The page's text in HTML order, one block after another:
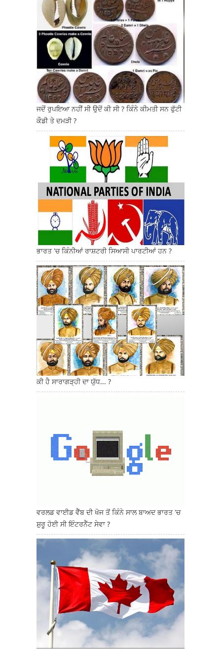
ਜਦੋਂ ਰੁਪਇਆ ਨਹੀਂ ਸੀ ਉਦੋਂ ਕੀ ਸੀ ? ਕਿੰਨੇ ਕੀਮਤੀ ਸਨ ਫੁੱਟੀ
ਕੌਡੀ ਤੇ ਦਮੜੀ ?
ਭਾਰਤ 'ਚ ਕਿੰਨੀਆਂ ਰਾਸ਼ਟਰੀ ਸਿਆਸੀ ਪਾਰਟੀਆਂ ਹਨ ?
ਕੀ ਹੈ ਸਾਰਾਗੜ੍ਹੀ ਦਾ ਯੁੱਧ... ?
ਵਰਲਡ ਵਾਈਡ ਵੈੱਬ ਦੀ ਖੋਜ ਤੋਂ ਕਿੰਨੇ ਸਾਲ ਬਾਅਦ ਭਾਰਤ 'ਚ
ਸ਼ੁਰੂ ਹੋਈ ਸੀ ਇੰਟਰਨੈੱਟ ਸੇਵਾ ?